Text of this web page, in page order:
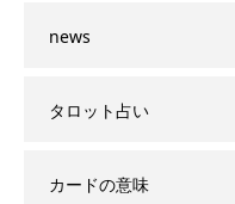
news
タロット占い
カードの意味